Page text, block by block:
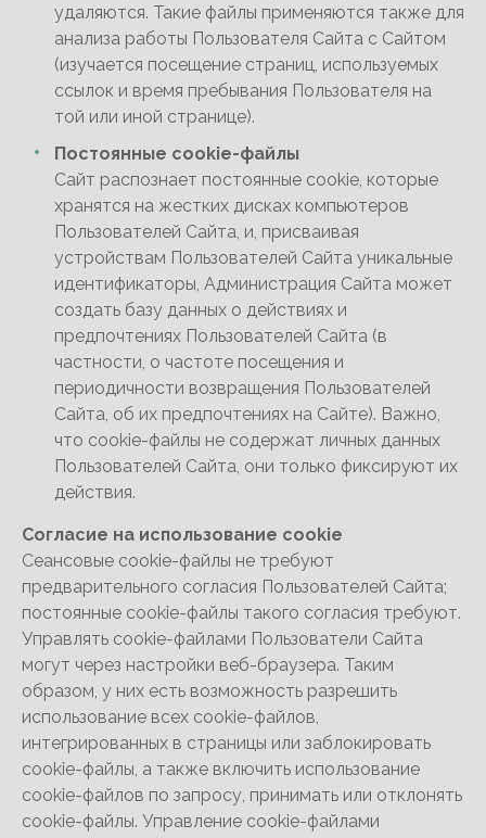
удаляются. Такие файлы применяются также для
анализа работы Пользователя Сайта с Сайтом
(изучается посещение страниц, используемых
ссылок и время пребывания Пользователя на
той или иной странице).
Постоянные cookie-файлы
Сайт распознает постоянные cookie, которые
хранятся на жестких дисках компьютеров
Пользователей Сайта, и, присваивая
устройствам Пользователей Сайта уникальные
идентификаторы, Администрация Сайта может
создать базу данных о действиях и
предпочтениях Пользователей Сайта (в
частности, о частоте посещения и
периодичности возвращения Пользователей
Сайта, об их предпочтениях на Сайте). Важно,
что cookie-файлы не содержат личных данных
Пользователей Сайта, они только фиксируют их
действия.
Согласие на использование cookie
Сеансовые cookie-файлы не требуют
предварительного согласия Пользователей Сайта;
постоянные cookie-файлы такого согласия требуют.
Управлять cookie-файлами Пользователи Сайта
могут через настройки веб-браузера. Таким
образом, у них есть возможность разрешить
использование всех cookie-файлов,
интегрированных в страницы или заблокировать
cookie-файлы, а также включить использование
cookie-файлов по запросу, принимать или отклонять
cookie-файлы. Управление cookie-файлами